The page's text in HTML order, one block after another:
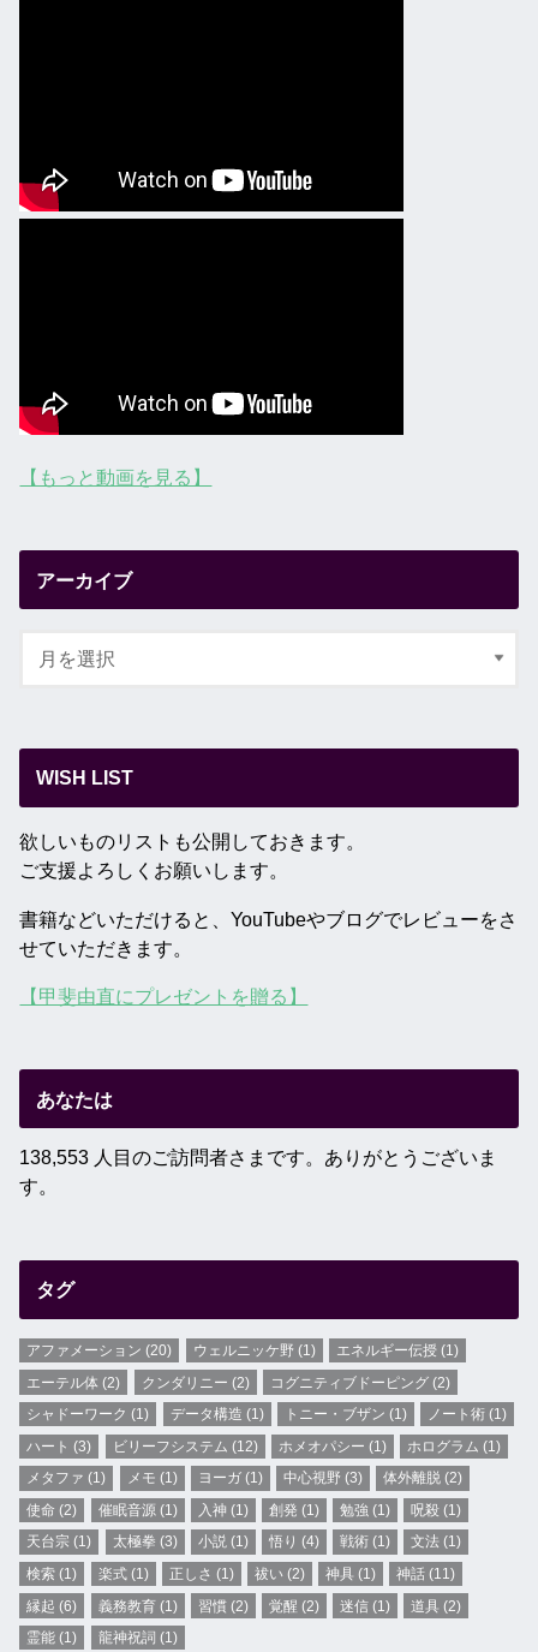
【もっと動画を見る】
アーカイブ
WISH LIST
欲しいものリストも公開しておきます。
ご支援よろしくお願いします。
書籍などいただけると、YouTubeやブログでレビューをさ
せていただきます。
【甲斐由直にプレゼントを贈る】
あなたは
138,553 人目のご訪問者さまです。ありがとうございま
す。
タグ
アファメーション (20) ウェルニッケ野(1) エネルギー伝授(1)
エーテル体 (2) クンダリニー (2) コグニティブドーピング(2)
シャドーワーク (1) データ構造 (1) トニー・ブザン (1) ノート術 (1)
ハート (3) ビリーフシステム (12) ホメオパシー (1) ホログラム (1)
メタファ (1) メモ (1) ヨーガ(1) 中心視野 (3) 体外離脱 (2)
使命 (2) 催眠音源(1) 入神 (1) 創発 (1) 勉強 (1) 呪殺 (1)
天台宗 (1) 太極拳 (3) 小説(1) 悟り (4) 戦術 (1) 文法 (1)
検索 (1) 楽式(1) 正しさ (1) 祓い (2) 神具 (1) 神話 (11)
縁起 (6) 義務教育(1) 習慣(2) 覚醒 (2) 迷信 (1) 道具 (2)
霊能 (1) 龍神祝詞 (1)